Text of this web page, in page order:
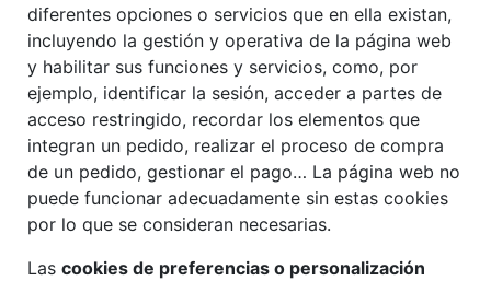
diferentes opciones o servicios que en ella existan,
incluyendo la gestión y operativa de la página web
y habilitar sus funciones y servicios, como, por
ejemplo, identificar la sesión, acceder a partes de
acceso restringido, recordar los elementos que
integran un pedido, realizar el proceso de compra
de un pedido, gestionar el pago… La página web no
puede funcionar adecuadamente sin estas cookies
por lo que se consideran necesarias.
Las cookies de preferencias o personalización